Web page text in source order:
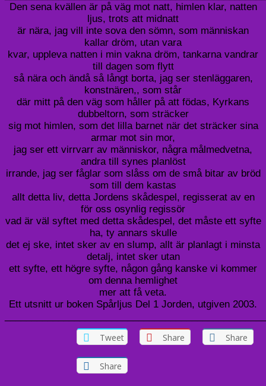
Den sena kvällen är på väg mot natt, himlen klar, natten
ljus, trots att midnatt
är nära, jag vill inte sova den sömn, som människan
kallar dröm, utan vara
kvar, uppleva natten i min vakna dröm, tankarna vandrar
till dagen som flytt
så nära och ändå så långt borta, jag ser stenläggaren,
konstnären,, som står
där mitt på den väg som håller på att födas, Kyrkans
dubbeltorn, som sträcker
sig mot himlen, som det lilla barnet när det sträcker sina
armar mot sin mor,
jag ser ett virrvarr av människor, några målmedvetna,
andra till synes planlöst
irrande, jag ser fåglar som slåss om de små bitar av bröd
som till dem kastas
allt detta liv, detta Jordens skådespel, regisserat av en
för oss osynlig regissör
vad är väl syftet med detta skådespel, det måste ett syfte
ha, ty annars skulle
det ej ske, intet sker av en slump, allt är planlagt i minsta
detalj, intet sker utan
ett syfte, ett högre syfte, någon gång kanske vi kommer
om denna hemlighet
mer att få veta.
Ett utsnitt ur boken Spårljus Del 1 Jorden, utgiven 2003.
Tweet
Share Share
Share